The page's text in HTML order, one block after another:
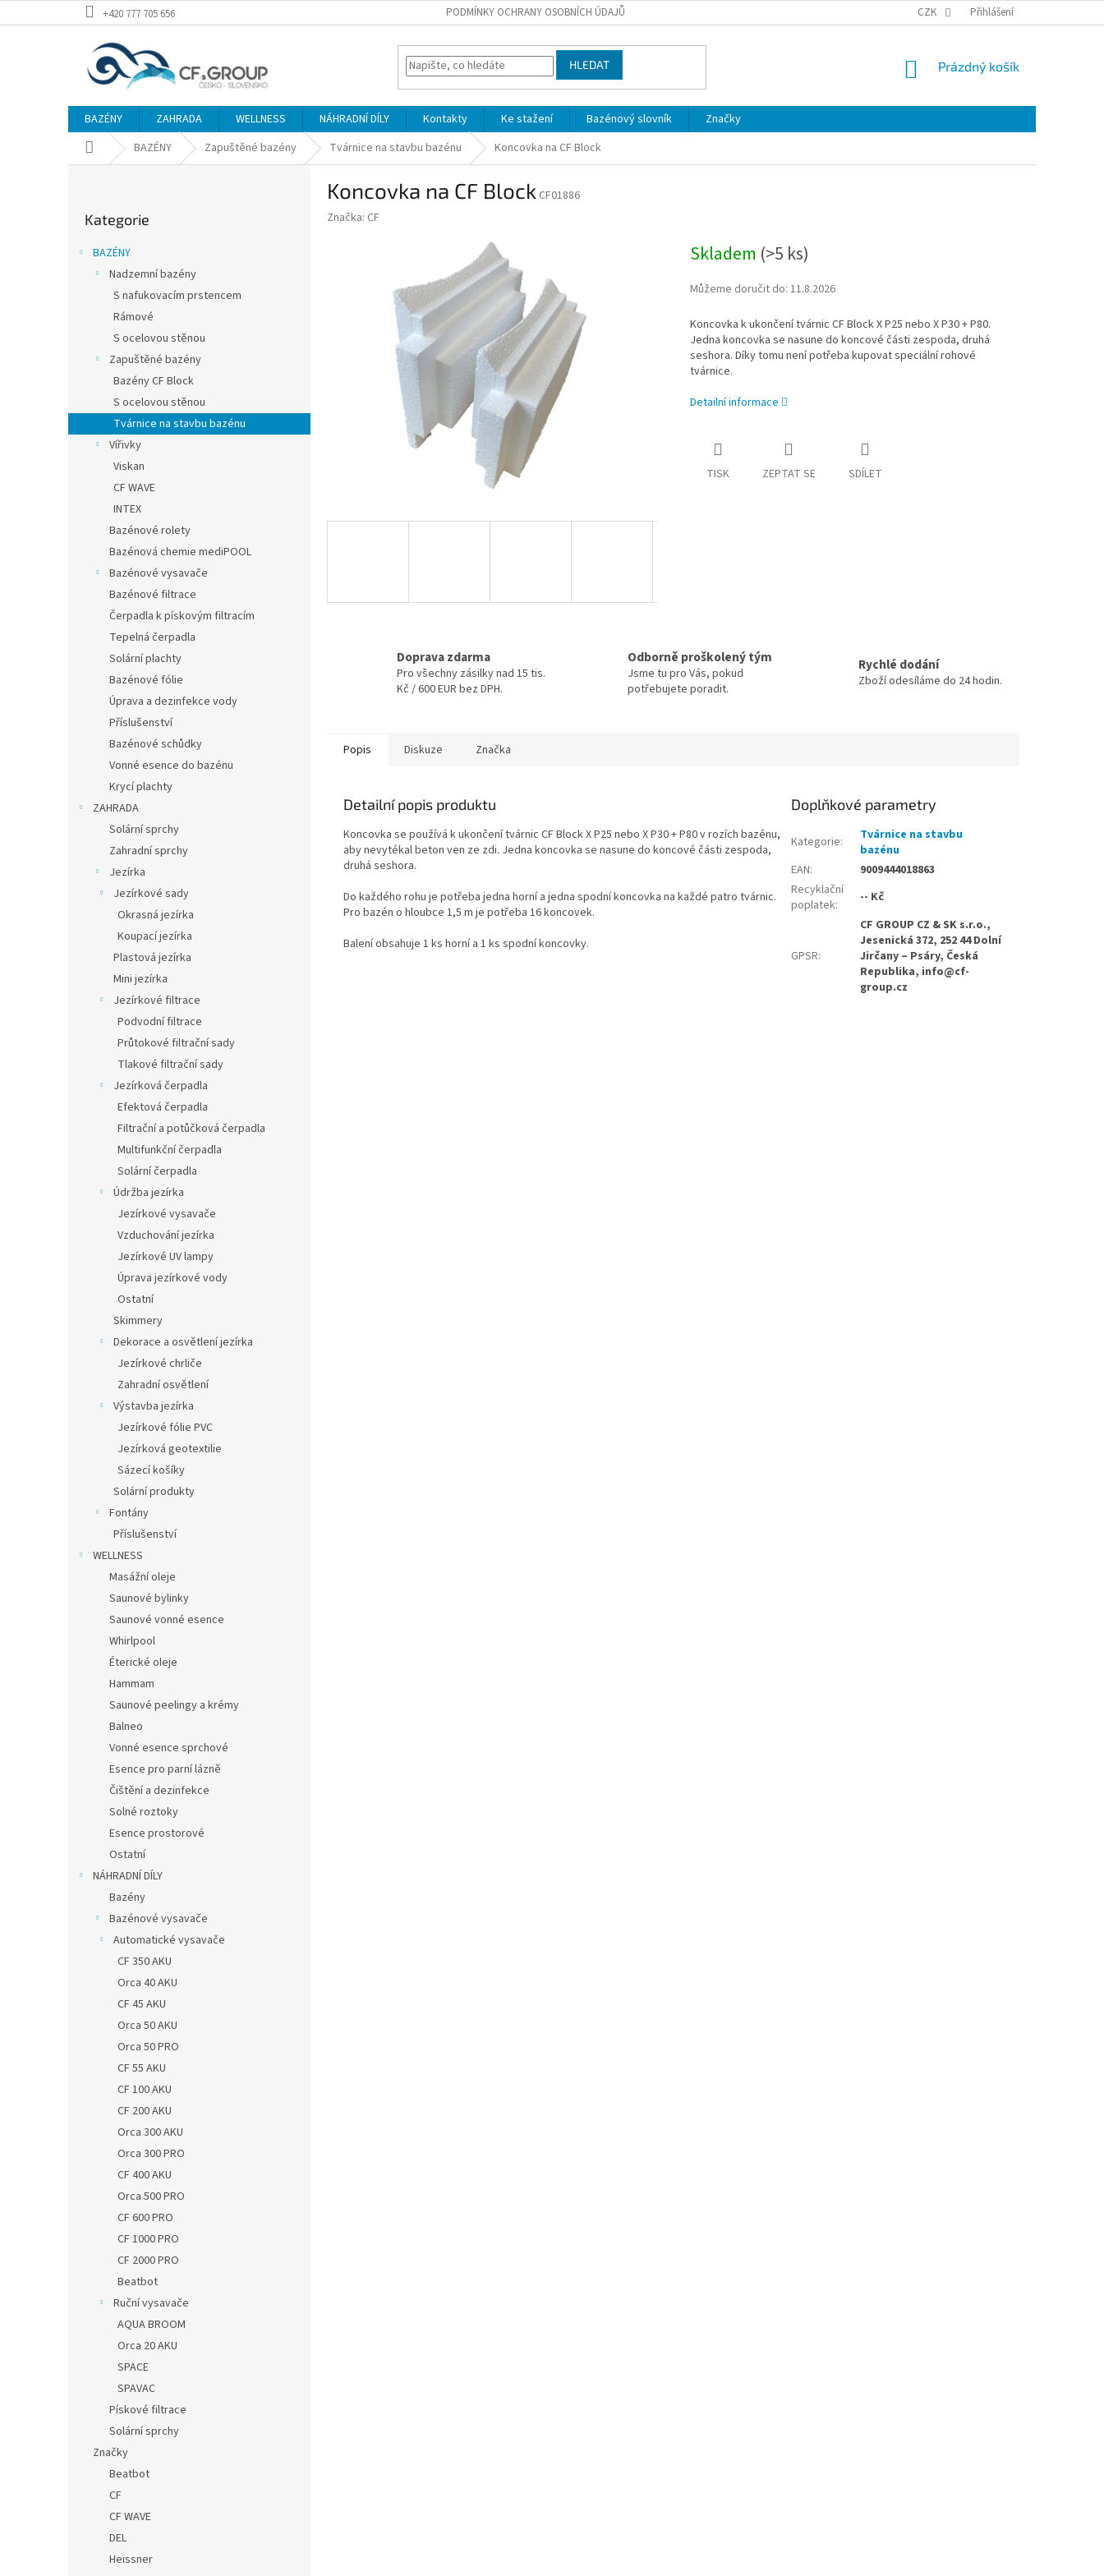
na
+420 777 705 656 PODMÍNKY OCHRANY OSOBNÍCH ÚDAJŮ CZK Přihlášení
HLEDAT
NÁKUPNÍ
Prázdný košík
BAZÉNY ZAHRADA WELLNESS NÁHRADNÍ DÍLY Kontakty Ke stažení Bazénový slovník
Značky
Domů BAZÉNY Zapuštěné bazény Tvárnice na stavbu bazénu Koncovka na CF Block
l
kategorie
Kategorie
BAZÉNY
Nadzemní bazény
S nafukovacím prstencem
Rámové
S ocelovou stěnou
Zapuštěné bazény
Bazény CF Block
S ocelovou stěnou
Tvárnice na stavbu bazénu
Vířivky
Viskan
CF WAVE
INTEX
Bazénové rolety
Bazénová chemie mediPOOL
Bazénové vysavače
Bazénové filtrace
Čerpadla k pískovým filtracím
Tepelná čerpadla
Solární plachty
Bazénové fólie
Úprava a dezinfekce vody
Příslušenství
Bazénové schůdky
Vonné esence do bazénu
Krycí plachty
ZAHRADA
Solární sprchy
Zahradní sprchy
Jezírka
Jezírkové sady
Okrasná jezírka
Koupací jezírka
Plastová jezírka
Mini jezírka
Jezírkové filtrace
Podvodní filtrace
Průtokové filtrační sady
Tlakové filtrační sady
Jezírková čerpadla
Efektová čerpadla
Filtrační a potůčková čerpadla
Multifunkční čerpadla
Solární čerpadla
Údržba jezírka
Jezírkové vysavače
Vzduchování jezírka
Jezírkové UV lampy
Úprava jezírkové vody
Ostatní
Skimmery
Dekorace a osvětlení jezírka
Jezírkové chrliče
Zahradní osvětlení
Výstavba jezírka
Jezírkové fólie PVC
Jezírková geotextilie
Sázecí košíky
Solární produkty
Fontány
Příslušenství
WELLNESS
Masážní oleje
Saunové bylinky
Saunové vonné esence
Whirlpool
Éterické oleje
Hammam
Saunové peelingy a krémy
Balneo
Vonné esence sprchové
Esence pro parní lázně
Čištění a dezinfekce
Solné roztoky
Esence prostorové
Ostatní
NÁHRADNÍ DÍLY
Bazény
Bazénové vysavače
Automatické vysavače
CF 350 AKU
Orca 40 AKU
CF 45 AKU
Orca 50 AKU
Orca 50 PRO
CF 55 AKU
CF 100 AKU
CF 200 AKU
Orca 300 AKU
Orca 300 PRO
CF 400 AKU
Orca 500 PRO
CF 600 PRO
CF 1000 PRO
CF 2000 PRO
Beatbot
Ruční vysavače
AQUA BROOM
Orca 20 AKU
SPACE
SPAVAC
Pískové filtrace
Solární sprchy
Značky
Beatbot
CF
CF WAVE
DEL
Heissner
Koncovka na CF Block CF01886
Značka: CF
Skladem (>5 ks)
Můžeme doručit do: 11.8.2026
Koncovka k ukončení tvárnic CF Block X P25 nebo X P30 + P80.
Jedna koncovka se nasune do koncové části zespoda, druhá
seshora. Díky tomu není potřeba kupovat speciální rohové
tvárnice.
Detailní informace
TISK ZEPTAT SE SDÍLET
Doprava zdarma
Pro všechny zásilky nad 15 tis.
Kč / 600 EUR bez DPH.
Odborně proškolený tým
Jsme tu pro Vás, pokud
potřebujete poradit.
Rychlé dodání
Zboží odesíláme do 24 hodin.
Popis Diskuze Značka
Detailní popis produktu
Koncovka se používá k ukončení tvárnic CF Block X P25 nebo X P30 + P80 v rozích bazénu,
aby nevytékal beton ven ze zdi. Jedna koncovka se nasune do koncové části zespoda,
druhá seshora.
Do každého rohu je potřeba jedna horní a jedna spodní koncovka na každé patro tvárnic.
Pro bazén o hloubce 1,5 m je potřeba 16 koncovek.
Balení obsahuje 1 ks horní a 1 ks spodní koncovky.
Doplňkové parametry
Kategorie:
Tvárnice na stavbu
bazénu
EAN:
9009444018863
Recyklační
poplatek: -- Kč
GPSR:
CF GROUP CZ & SK s.r.o.,
Jesenická 372, 252 44 Dolní
Jirčany – Psáry, Česká
Republika, info@cf-
group.cz